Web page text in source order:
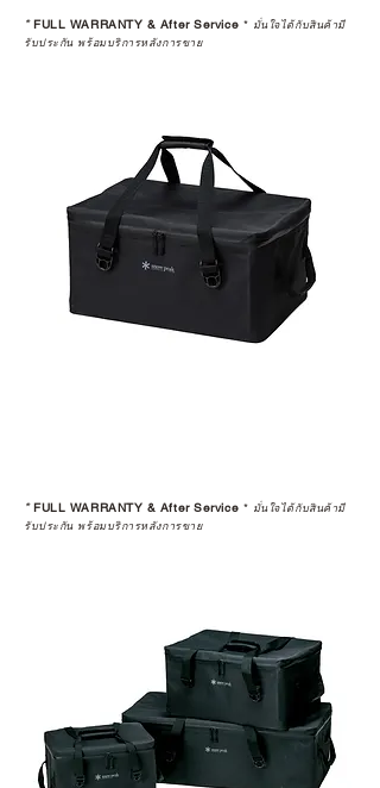
STUDIO และร้านตัวแทนจำหน่ายที่
ได้รับการแต่งตั้งอย่างเป็นทางการ จะ
เป็นการให้คำแนะนำ การดูแลสินค้า
หรือการแก้ไขปัญหาที่อาจเกิดขึ้นใน
อนาคต
ก่อนตัดสินใจซื้อสินค้า เราอยาก
แนะนำให้คุณสอบถามทุกครั้งว่า ร้าน
ค้าที่คุณกำลังเลือกซื้อนั้น มีการรับ
ประกันสินค้าจากตัวแทนจำหน่าย
ในอุปกรณ์ที่คุณรัก มีคุณค่าอย่าง
เพื่อให้คุณได้รับทั้งสินค้า และ
ประสบการณ์ที่สมบูรณ์แบบในระยะ
อ่านต่อเรื่องการรับประกันสินค้าได้
ตรงนี้
*FULL WARRANTY & After Service * มั่นใจได้กับสินค้ามี
รับประกัน พร้อมบริการหลังการขาย
*FULL WARRANTY & After Service * มั่นใจได้กับสินค้ามี
รับประกัน พร้อมบริการหลังการขาย